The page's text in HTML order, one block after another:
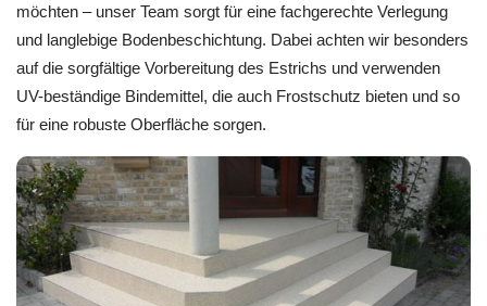
möchten – unser Team sorgt für eine fachgerechte Verlegung
und langlebige Bodenbeschichtung. Dabei achten wir besonders
auf die sorgfältige Vorbereitung des Estrichs und verwenden
UV-beständige Bindemittel, die auch Frostschutz bieten und so
für eine robuste Oberfläche sorgen.